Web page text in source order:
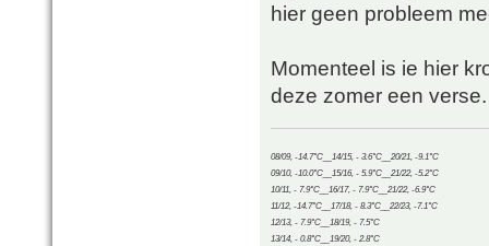
hier geen probleem
Momenteel is ie hier
deze zomer een verse.
08/09, -14.7°C__14/15, - 3.6°C__20/21, -9.1°C
09/10, -10.0°C__15/16, - 5.9°C__21/22, -5.2°C
10/11, - 7.9°C__16/17, - 7.9°C__21/22, -6.9°C
11/12, -14.7°C__17/18, - 8.3°C__22/23, -7.1°C
12/13, - 7.9°C__18/19, - 7.5°C
13/14, - 0.8°C__19/20, - 2.8°C